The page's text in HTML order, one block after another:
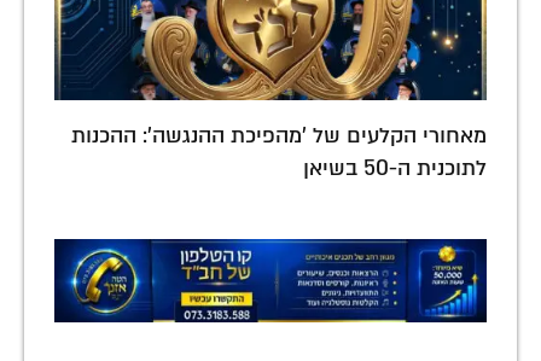
מאחורי הקלעים של 'מהפיכת ההנגשה': ההכנות
לתוכנית ה-50 בשיאן